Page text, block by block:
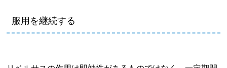
服用を継続する